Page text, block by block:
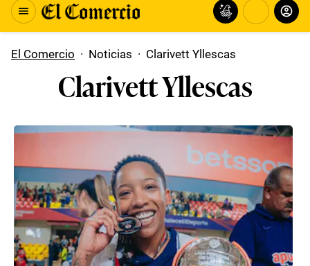
El Comercio · Noticias · Clarivett Yllescas
Clarivett Yllescas